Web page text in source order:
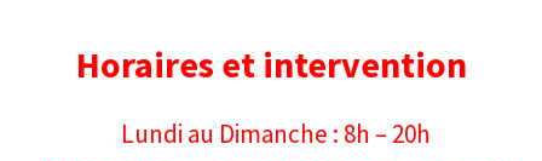
Horaires et intervention
Lundi au Dimanche : 8h – 20h